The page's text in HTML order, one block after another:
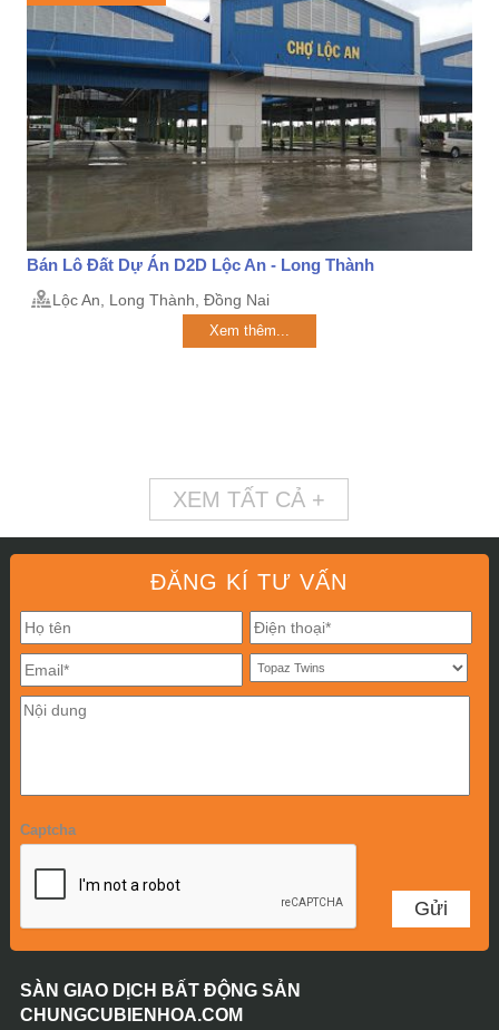
Bán Lô Đất Dự Án D2D Lộc An - Long Thành
Lộc An, Long Thành, Đồng Nai
Xem thêm...
XEM TẤT CẢ +
ĐĂNG KÍ TƯ VẤN
Captcha
SÀN GIAO DỊCH BẤT ĐỘNG SẢN
CHUNGCUBIENHOA.COM